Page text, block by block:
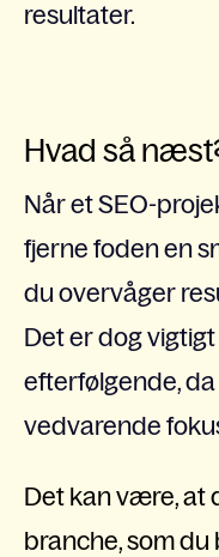
resultater.
Hvad så
Når et SEO-
fjerne foden en
du overvåger
Det er dog
efterfølgende,
vedvarende
Det kan være, at
branche, som